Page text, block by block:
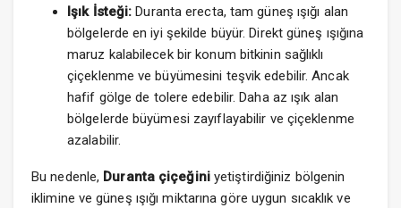
Işık İsteği: Duranta erecta, tam güneş ışığı alan
bölgelerde en iyi şekilde büyür. Direkt güneş ışığına
maruz kalabilecek bir konum bitkinin sağlıklı
çiçeklenme ve büyümesini teşvik edebilir. Ancak
hafif gölge de tolere edebilir. Daha az ışık alan
bölgelerde büyümesi zayıflayabilir ve çiçeklenme
azalabilir.
Bu nedenle, Duranta çiçeğiniyetiştirdiğiniz bölgenin
iklimine ve güneş ışığı miktarına göre uygun sıcaklık ve